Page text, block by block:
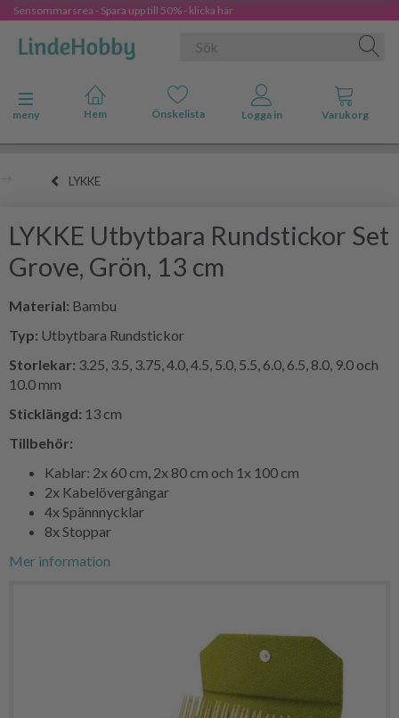
Sensommarsrea - Spara upp till 50% - klicka här
Ändra navigering
meny
LYKKE
LYKKE Utbytbara Rundstickor Set
Grove, Grön, 13 cm
Material: Bambu
Typ: Utbytbara Rundstickor
Storlekar: 3.25, 3.5, 3.75, 4.0, 4.5, 5.0, 5.5, 6.0, 6.5, 8.0, 9.0 och
10.0 mm
Sticklängd: 13 cm
Tillbehör:
Kablar: 2x 60 cm, 2x 80 cm och 1x 100 cm
2x Kabelövergångar
4x Spännnycklar
8x Stoppar
Mer information